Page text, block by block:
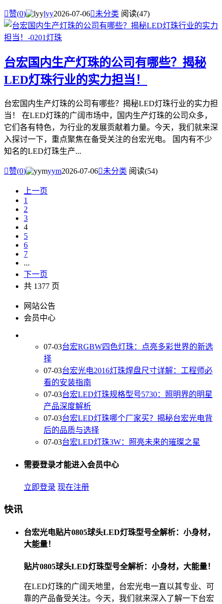
赞(0) lyy2026-07-06未分类 阅读(47)
台宏国内生产灯珠的公司有哪些？揭秘
LED灯珠行业的实力担当！
台宏国内生产灯珠的公司有哪些？揭秘LED灯珠行业的实力担
当！ 在LED灯珠的广阔市场中，国内生产灯珠的公司众多，
它们各有特色，为行业的发展贡献着力量。今天，我们就来深
入探讨一下，重点聚焦在备受关注的台宏光电。 国内有不少
知名的LED灯珠生产...
赞(0) yym2026-07-06未分类 阅读(54)
上一页
1
2
3
4
5
6
7
...
下一页
共 1377 页
网站公告
会员中心
07-03台宏RGBW四色灯珠：点亮多彩世界的新选
择
07-03台宏光电2016灯珠焊盘尺寸详解：工程师必
看的安装指南
07-03台宏LED灯珠规格型号5730：照明界的明星
产品深度解析
07-03台宏LED灯珠哪个厂家买？揭秘台宏光电背
后的品质与选择
07-03台宏LED灯珠3W：照亮未来的璀璨之星
需要登录才能进入会员中心
立即登录 现在注册
快讯
台宏光电贴片0805球头LED灯珠型号全解析：小身材，
大能量！
贴片0805球头LED灯珠型号全解析：小身材，大能量！
在LED灯珠的广阔天地里，台宏光电一直以其专业、可
靠的产品备受关注。今天，我们就来深入了解一下台宏